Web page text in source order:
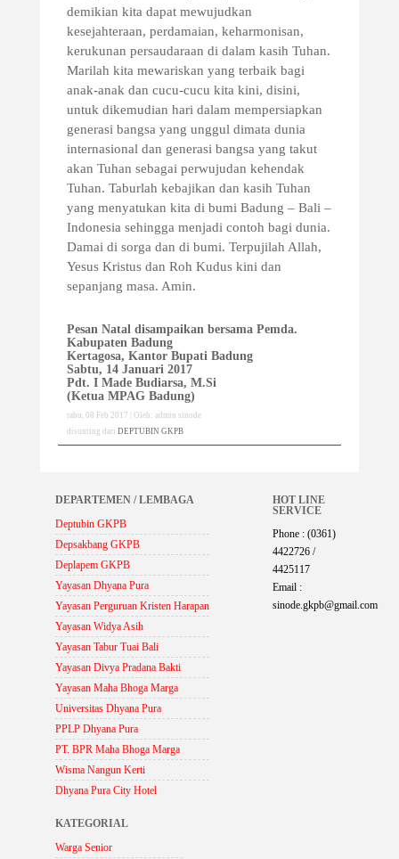
demikian kita dapat mewujudkan
kesejahteraan, perdamaian, keharmonisan,
kerukunan persaudaraan di dalam kasih Tuhan.
Marilah kita mewariskan yang terbaik bagi
anak-anak dan cucu-cucu kita kini, disini,
untuk dikemudian hari dalam mempersiapkan
generasi bangsa yang unggul dimata dunia
internasional dan generasi bangsa yang takut
akan Tuhan sebagai perwujudan kehendak
Tuhan. Taburlah kebajikan dan kasih Tuhan
yang menyatukan kita di bumi Badung – Bali –
Indonesia sehingga menjadi contoh bagi dunia.
Damai di sorga dan di bumi. Terpujilah Allah,
Yesus Kristus dan Roh Kudus kini dan
sepanjang masa. Amin.
Pesan Natal disampaikan bersama Pemda.
Kabupaten Badung
Kertagosa, Kantor Bupati Badung
Sabtu, 14 Januari 2017
Pdt. I Made Budiarsa, M.Si
(Ketua MPAG Badung)
rabu, 08 Feb 2017 | Oleh: admin sinode
disunting dari DEPTUBIN GKPB
DEPARTEMEN / LEMBAGA
Deptubin GKPB
Depsakbang GKPB
Deplapem GKPB
Yayasan Dhyana Pura
Yayasan Perguruan Kristen Harapan
Yayasan Widya Asih
Yayasan Tabur Tuai Bali
Yayasan Divya Pradana Bakti
Yayasan Maha Bhoga Marga
Universitas Dhyana Pura
PPLP Dhyana Pura
PT. BPR Maha Bhoga Marga
Wisma Nangun Kerti
Dhyana Pura City Hotel
KATEGORIAL
Warga Senior
HOT LINE
SERVICE
Phone : (0361)
4422726 /
4425117
Email :
sinode.gkpb@gmail.com